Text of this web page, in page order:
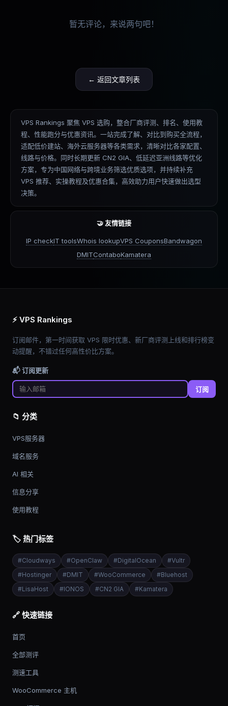
暂无评论，来说两句吧！
← 返回文章列表
VPS Rankings 聚焦 VPS 选购，整合厂商评测、排名、使用教
程、性能跑分与优惠资讯。一站完成了解、对比到购买全流程，
适配低价建站、海外云服务器等各类需求，清晰对比各家配置、
线路与价格。同时长期更新 CN2 GIA、低延迟亚洲线路等优化
方案，专为中国网络与跨境业务筛选优质选项，并持续补充
VPS 推荐、实操教程及优惠合集，高效助力用户快速做出选型
决策。
🤝 友情链接
IP checkIT toolsWhois lookupVPS CouponsBandwagon
DMITContaboKamatera
⚡ VPS Rankings
订阅邮件，第一时间获取 VPS 限时优惠、新厂商评测上线和排行榜变
动提醒，不错过任何高性价比方案。
📬 订阅更新
订阅
📁 分类
VPS服务器
域名服务
AI 相关
信息分享
使用教程
🏷️ 热门标签
#Cloudways #OpenClaw #DigitalOcean #Vultr
#Hostinger #DMIT #WooCommerce #Bluehost
#LisaHost #IONOS #CN2 GIA #Kamatera
🔗 快速链接
首页
全部测评
测速工具
WooCommerce 主机